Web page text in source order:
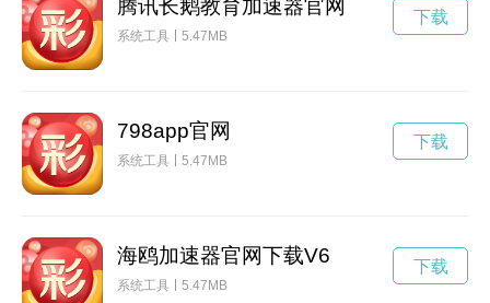
腾讯长鹅教育加速器官网
系统工具 5.47MB
下载
798app官网
系统工具 5.47MB
下载
海鸥加速器官网下载V6
系统工具 5.47MB
下载